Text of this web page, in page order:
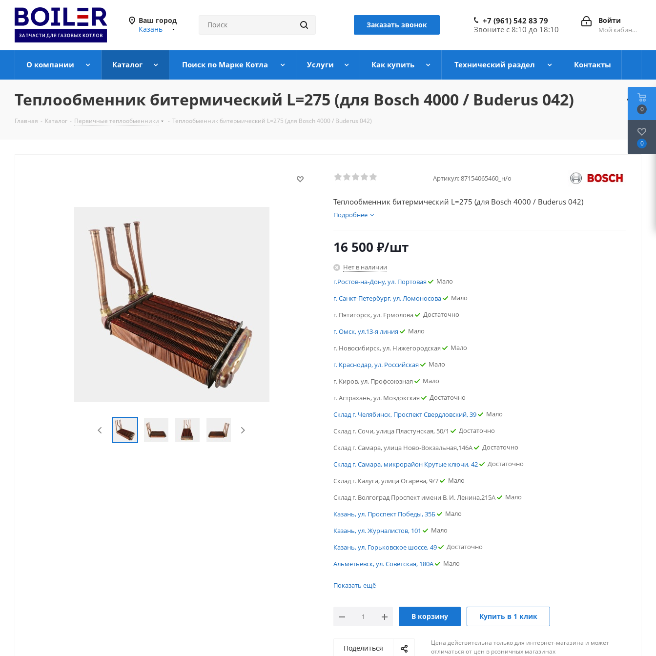
Ваш город
Казань
Заказать звонок Войти
Мой кабинет
+7 (961) 542 83 79
Звоните с 8:10 до 18:10
О компании Каталог Поиск по Марке Котла Услуги Как купить Технический раздел Контакты
Теплообменник битермический L=275 (для Bosch 4000 / Buderus 042)
Главная - Каталог - Первичные теплообменники - Теплообменник битермический L=275 (для Bosch 4000 / Buderus 042)
Артикул:87154065460_н/о
Теплообменник битермический L=275 (для Bosch 4000 / Buderus 042)
Подробнее
16 500 ₽/шт
Нет в наличии
г.Ростов-на-Дону, ул. Портовая
Мало
г. Санкт-Петербург, ул. Ломоносова
Мало
г. Пятигорск, ул. Ермолова
Достаточно
г. Омск, ул.13-я линия
Мало
г. Новосибирск, ул. Нижегородская
Мало
г. Краснодар, ул. Российская
Мало
г. Киров, ул. Профсоюзная
Мало
г. Астрахань, ул. Моздокская
Достаточно
Склад г. Челябинск, Проспект Свердловский, 39
Мало
Склад г. Сочи, улица Пластунская, 50/1
Достаточно
Склад г. Самара, улица Ново-Вокзальная,146А
Достаточно
Склад г. Самара, микрорайон Крутые ключи, 42
Достаточно
Склад г. Калуга, улица Огарева, 9/7
Мало
Склад г. Волгоград Проспект имени В. И. Ленина,215А
Мало
Казань, ул. Проспект Победы, 35Б
Мало
Казань, ул. Журналистов, 101
Мало
Казань, ул. Горьковское шоссе, 49
Достаточно
Альметьевск, ул. Советская, 180А
Мало
г. Пятигорск, ул. Ермолова
Достаточно
г. Новосибирск, ул. Нижегородская
Мало
Показать ещё
В корзину Купить в 1 клик
Поделиться
Цена действительна только для интернет-магазина и может
отличаться от цен в розничных магазинах
0
0